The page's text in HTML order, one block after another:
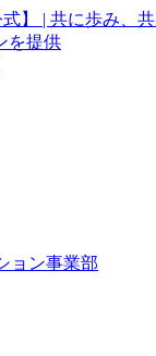
ョン事業部